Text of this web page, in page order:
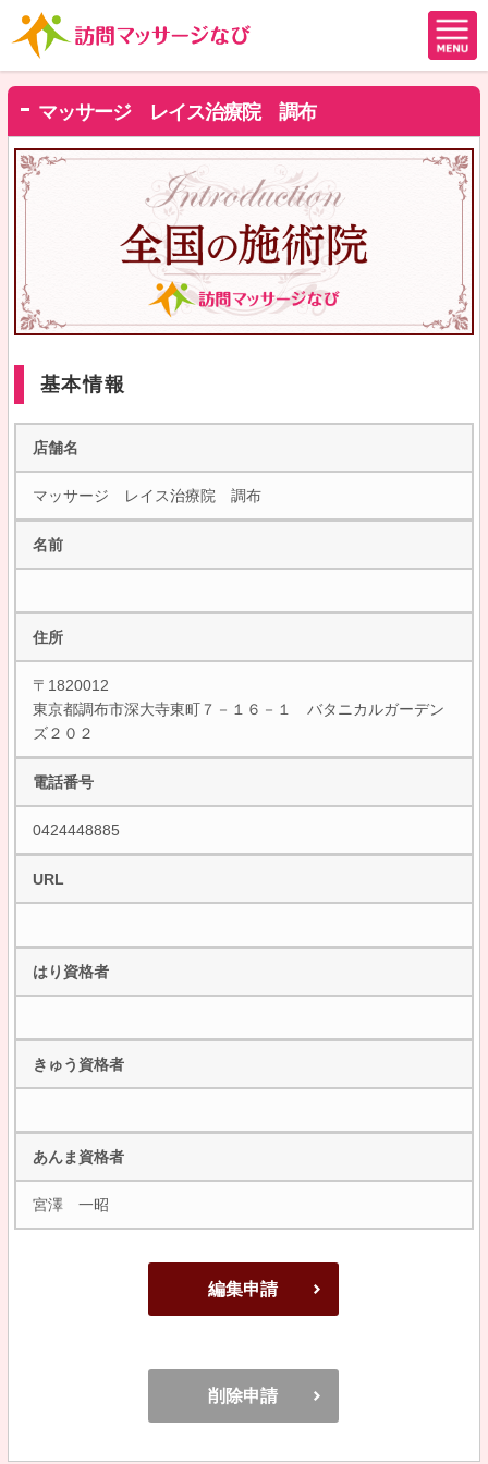
マッサージ レイス治療院 調布
基本情報
店舗名
マッサージ レイス治療院 調布
名前
住所
〒1820012
東京都調布市深大寺東町７－１６－１ バタニカルガーデン
ズ２０２
電話番号
0424448885
URL
はり資格者
きゅう資格者
あんま資格者
宮澤 一昭
編集申請
削除申請